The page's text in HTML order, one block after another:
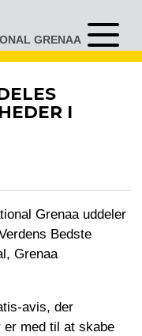
GRENAA Åben
eller
luk
I
Grenaa uddeler
Bedste
Grenaa
avis, der
er med til at skabe